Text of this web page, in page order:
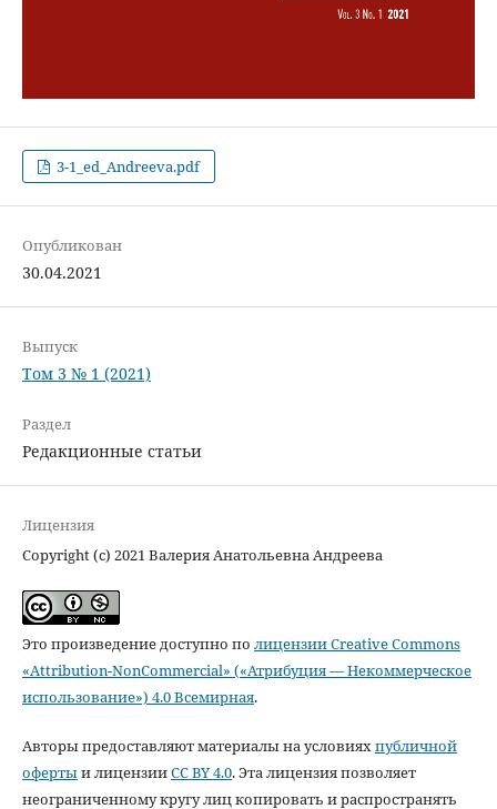
3-1_ed_Andreeva.pdf
Опубликован
30.04.2021
Выпуск
Том 3 № 1 (2021)
Раздел
Редакционные статьи
Лицензия
Copyright (c) 2021 Валерия Анатольевна Андреева
Это произведение доступно по лицензии Creative Commons
«Attribution-NonCommercial» («Атрибуция — Некоммерческое
использование») 4.0 Всемирная.
Авторы предоставляют материалы на условияхпубличной
офертыи лицензииCC BY 4.0. Эта лицензия позволяет
неограниченному кругу лиц копировать и распространять